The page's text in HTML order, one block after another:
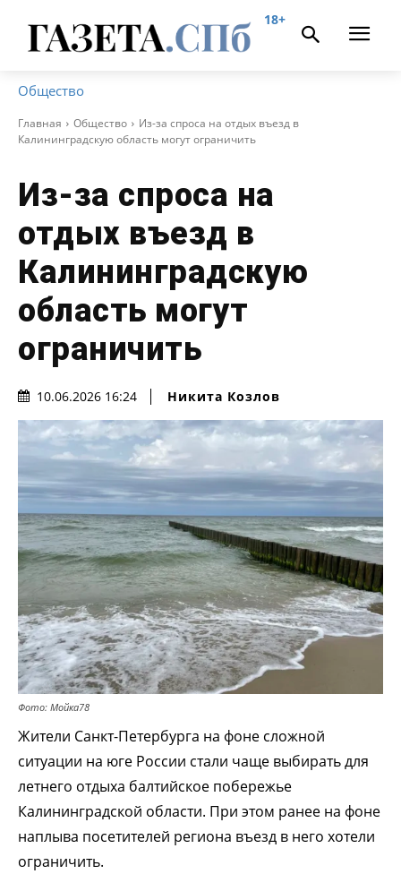
18+
Общество
Главная Общество
Из-за спроса на отдых въезд в
Калининградскую область могут ограничить
Из-за спроса на
отдых въезд в
Калининградскую
область могут
ограничить
10.06.2026 16:24 Никита Козлов
Фото: Мойка78
Жители Санкт-Петербурга на фоне сложной
ситуации на юге России стали чаще выбирать для
летнего отдыха балтийское побережье
Калининградской области. При этом ранее на фоне
наплыва посетителей региона въезд в него хотели
ограничить.